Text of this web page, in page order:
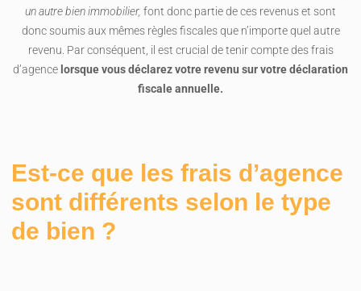
un autre bien immobilier, font donc partie de ces revenus et sont
donc soumis aux mêmes règles fiscales que n’importe quel autre
revenu. Par conséquent, il est crucial de tenir compte des frais
d’agence lorsque vous déclarez votre revenu sur votre déclaration
fiscale annuelle.
Est-ce que les frais d’agence
sont différents selon le type
de bien ?